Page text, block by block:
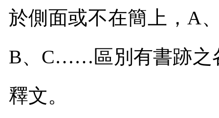
於側面或不在簡上，A
B、 C……區別有書跡之
釋文。